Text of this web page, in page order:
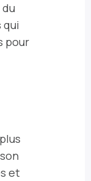
qui
pour
et